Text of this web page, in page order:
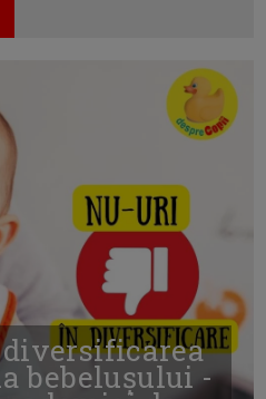
diversificarea
bebelușului -